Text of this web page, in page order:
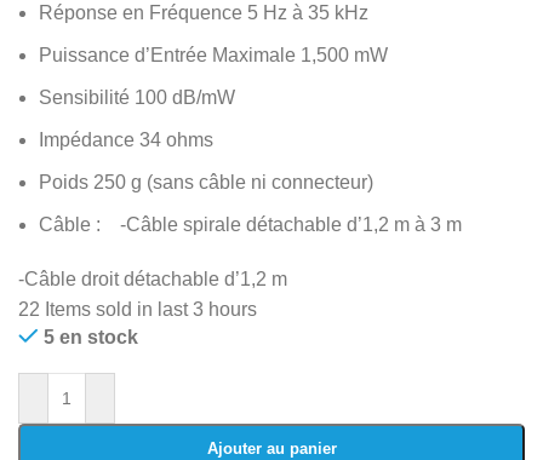
Réponse en Fréquence 5 Hz à 35 kHz
Puissance d’Entrée Maximale 1,500 mW
Sensibilité 100 dB/mW
Impédance 34 ohms
Poids 250 g (sans câble ni connecteur)
Câble : -Câble spirale détachable d’1,2 m à 3 m
-Câble droit détachable d’1,2 m
22 Items sold in last 3 hours
5 en stock
Ajouter au panier